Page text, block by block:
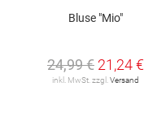
Bluse "Mio"
24,99 € 21,24 €
inkl. MwSt. zzgl. Versand